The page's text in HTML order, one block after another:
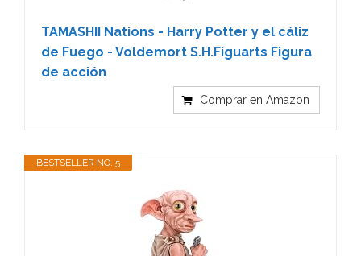
TAMASHII Nations - Harry Potter y el cáliz
de Fuego - Voldemort S.H.Figuarts Figura
de acción
Comprar en Amazon
BESTSELLER NO. 5